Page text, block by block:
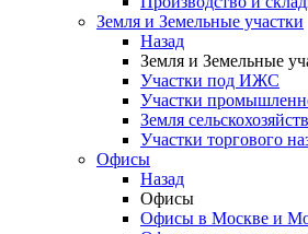
Земля и Земельные участки
Назад
Земля и Земельные
Участки под ИЖС
Участки
Земля
Участки торгового
Офисы
Назад
Офисы
Офисы в Москве и